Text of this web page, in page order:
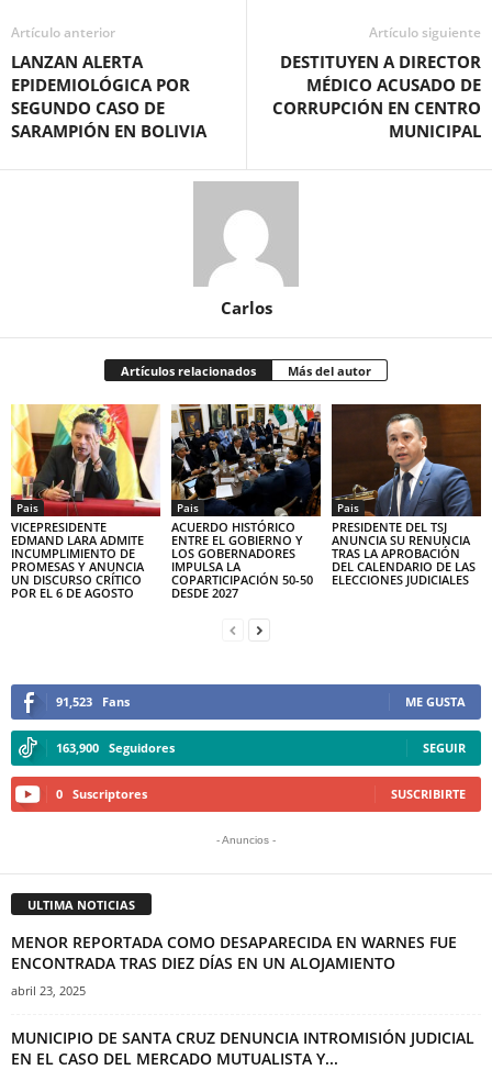
Artículo anterior
LANZAN ALERTA
EPIDEMIOLÓGICA POR
SEGUNDO CASO DE
SARAMPIÓN EN BOLIVIA
Artículo siguiente
DESTITUYEN A DIRECTOR
MÉDICO ACUSADO DE
CORRUPCIÓN EN CENTRO
MUNICIPAL
Carlos
Artículos relacionados Más del autor
Pais
VICEPRESIDENTE
EDMAND LARA ADMITE
INCUMPLIMIENTO DE
PROMESAS Y ANUNCIA
UN DISCURSO CRÍTICO
POR EL 6 DE AGOSTO
Pais
ACUERDO HISTÓRICO
ENTRE EL GOBIERNO Y
LOS GOBERNADORES
IMPULSA LA
COPARTICIPACIÓN 50-50
DESDE 2027
Pais
PRESIDENTE DEL TSJ
ANUNCIA SU RENUNCIA
TRAS LA APROBACIÓN
DEL CALENDARIO DE LAS
ELECCIONES JUDICIALES
91,523 Fans ME GUSTA
163,900 Seguidores SEGUIR
0 Suscriptores SUSCRIBIRTE
- Anuncios -
ULTIMA NOTICIAS
MENOR REPORTADA COMO DESAPARECIDA EN WARNES FUE
ENCONTRADA TRAS DIEZ DÍAS EN UN ALOJAMIENTO
abril 23, 2025
MUNICIPIO DE SANTA CRUZ DENUNCIA INTROMISIÓN JUDICIAL
EN EL CASO DEL MERCADO MUTUALISTA Y...